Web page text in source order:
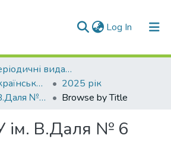
Log In (current)
Наукові періодичні видання СНУ ім. В. Даля
Вісник Східноукраїнського національного університету імені В. Даля
2025 рік
Вісник СНУ ім. В.Даля № 6 (292) 2025
Browse by Title
ім. В.Даля № 6